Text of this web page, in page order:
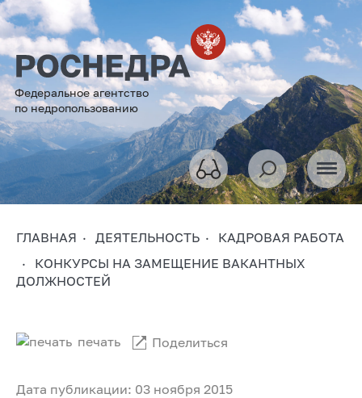
Федеральное агентство
по недропользованию
ГЛАВНАЯ ДЕЯТЕЛЬНОСТЬ
КАДРОВАЯ РАБОТА
КОНКУРСЫ НА ЗАМЕЩЕНИЕ ВАКАНТНЫХ
ДОЛЖНОСТЕЙ
Дата публикации: 03 ноября 2015
печать Поделиться